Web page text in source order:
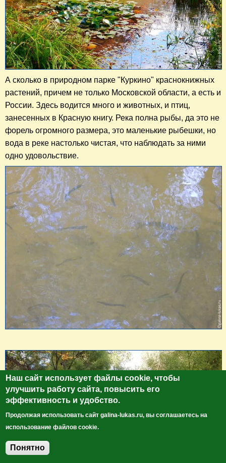
А сколько в природном парке "Куркино" краснокнижных
растений, причем не только Московской области, а есть и
России. Здесь водится много и животных, и птиц,
занесенных в Красную книгу. Река полна рыбы, да это не
форель огромного размера, это маленькие рыбешки, но
вода в реке настолько чистая, что наблюдать за ними
одно удовольствие.
Наш сайт использует файлы cookie, чтобы
улучшить работу сайта, повысить его
эффективность и удобство.
Продолжая использовать сайт galina-lukas.ru, вы соглашаетесь на
использование файлов cookie.
Понятно